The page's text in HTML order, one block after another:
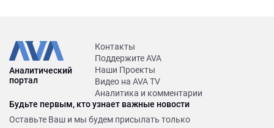
Аналитический
портал
Контакты
Поддержите AVA
Наши Проекты
Видео на AVA TV
Аналитика и комментарии
Будьте первым, кто узнает важные новости
Оставьте Ваш и мы будем присылать только